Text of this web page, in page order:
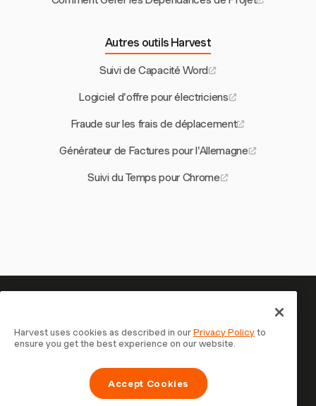
Autres outils Harvest
Suivi de Capacité Word
Logiciel d'offre pour électriciens
Fraude sur les frais de déplacement
Générateur de Factures pour l'Allemagne
Suivi du Temps pour Chrome
Votre temps mérite d'être suivi
— commencez maintenant
Rejoignez plus de 70 000 entreprises qui suivent leur
temps, facturent leurs clients et sont payées plus
rapidement avec Harvest. Essai gratuit, 30 secondes
Harvest uses cookies as described in ourPrivacy Policyto
ensure you get the best experience on our website.
Accept Cookies